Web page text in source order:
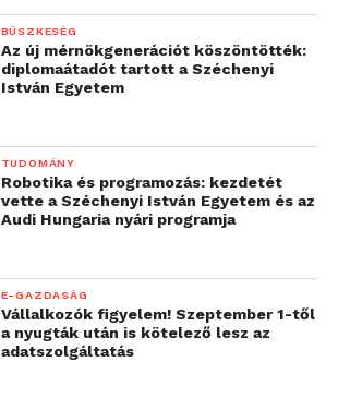
BÜSZKESÉG
Az új mérnökgenerációt köszöntötték:
diplomaátadót tartott a Széchenyi
István Egyetem
TUDOMÁNY
Robotika és programozás: kezdetét
vette a Széchenyi István Egyetem és az
Audi Hungaria nyári programja
E-GAZDASÁG
Vállalkozók figyelem! Szeptember 1-től
a nyugták után is kötelező lesz az
adatszolgáltatás